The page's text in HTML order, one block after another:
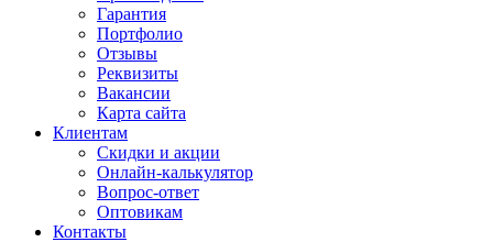
Гарантия
Портфолио
Отзывы
Реквизиты
Вакансии
Карта сайта
Клиентам
Скидки и акции
Онлайн-калькулятор
Вопрос-ответ
Оптовикам
Контакты